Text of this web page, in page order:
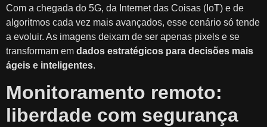
Com a chegada do 5G, da Internet das Coisas (IoT) e de
algoritmos cada vez mais avançados, esse cenário só tende
a evoluir. As imagens deixam de ser apenas pixels e se
transformam em dados estratégicos para decisões mais
ágeis e inteligentes.
Monitoramento remoto:
liberdade com segurança